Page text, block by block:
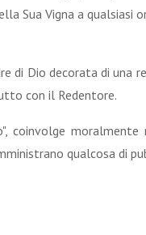
Sua Vigna a qualsiasi
di Dio decorata di una
con il Redentore.
coinvolge
qualcosa di